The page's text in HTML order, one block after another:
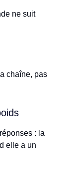
ne suit
chaîne, pas
: la
elle a un